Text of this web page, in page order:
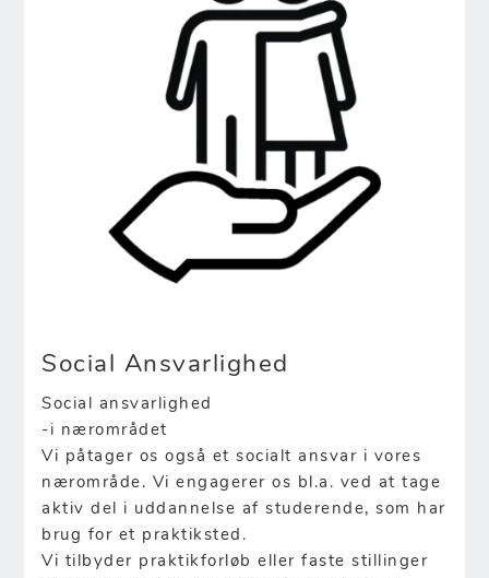
Social Ansvarlighed
Social ansvarlighed
-i nærområdet
Vi påtager os også et socialt ansvar i vores
nærområde. Vi engagerer os bl.a. ved at tage
aktiv del i uddannelse af studerende, som har
brug for et praktiksted.
Vi tilbyder praktikforløb eller faste stillinger